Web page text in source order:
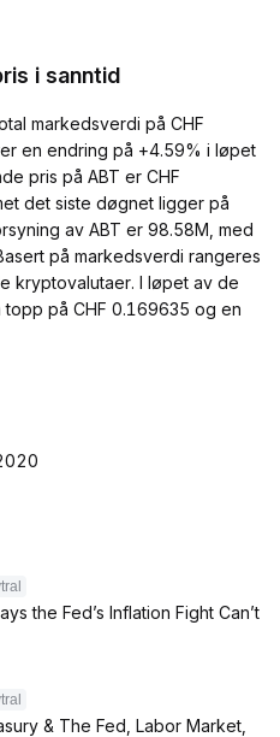
i sanntid
markedsverdi på CHF
en endring på +4.59% i løpet
pris på ABT er CHF
det siste døgnet ligger på
av ABT er 98.58M, med
på markedsverdi rangeres
kryptovalutaer. I løpet av de
på CHF 0.169635 og en
the Fed’s Inflation Fight Can’t
& The Fed, Labor Market,